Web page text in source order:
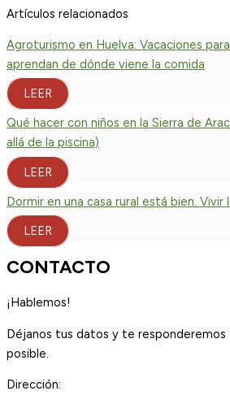
Artículos relacionados
Agroturismo en Huelva: Vacaciones
aprendan de dónde viene la comida
LEER
Qué hacer con niños en la Sierra de
allá de la piscina)
LEER
Dormir en una casa rural está bien.
LEER
CONTACTO
¡Hablemos!
Déjanos tus datos y te
posible.
Dirección: